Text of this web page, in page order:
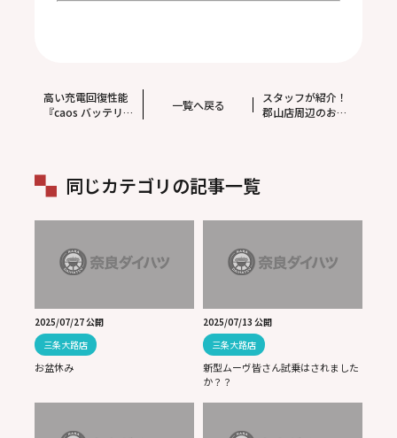
高い充電回復性能
『caos バッテリ
一覧へ戻る
スタッフが紹介！
郡山店周辺のお店
同じカテゴリの記事一覧
2025/07/27 公開
三条大路店
お盆休み
2025/07/13 公開
三条大路店
新型ムーヴ皆さん試乗はされました
か？？